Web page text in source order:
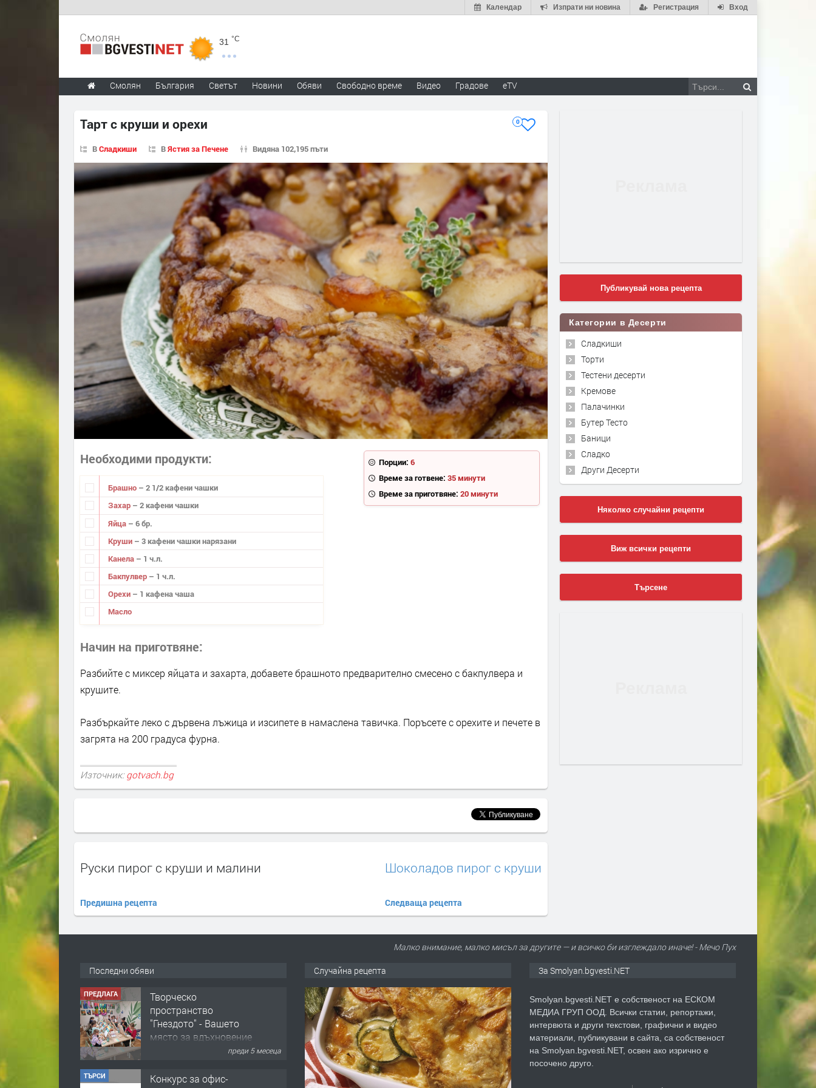
Вход
Регистрация
Изпрати ни новина
Календар
31 °C
Смолян България Светът Новини Обяви Свободно време Видео Градове eTV
Тарт с круши и орехи 0
ВСладкиши ВЯстия за Печене Видяна 102,195 пъти
Порции: 6
Време за готвене: 35 минути
Време за приготвяне: 20 минути
Необходими продукти
Брашно – 2 1/2 кафени чашки
Захар – 2 кафени чашки
Яйца – 6 бр.
Круши – 3 кафени чашки нарязани
Канела – 1 ч.л.
Бакпулвер – 1 ч.л.
Орехи – 1 кафена чаша
Масло
Начин на приготвяне
Разбийте с миксер яйцата и захарта, добавете брашното предварително смесено с бакпулвера и
крушите.
Разбъркайте леко с дървена лъжица и изсипете в намаслена тавичка. Поръсете с орехите и печете в
загрята на 200 градуса фурна.
Източник: gotvach.bg
Руски пирог с круши и малини
Предишна рецепта
Шоколадов пирог с круши
Следваща рецепта
Публикувай нова рецепта
Категории в Десерти
Сладкиши
Торти
Тестени десерти
Кремове
Палачинки
Бутер Тесто
Баници
Сладко
Други Десерти
Няколко случайни рецепти
Виж всички рецепти
Търсене
Малко внимание, малко мисъл за другите — и всичко би изглеждало иначе! - Мечо Пух
Последни обяви
ПРЕДЛАГА
Творческо
пространство
"Гнездото" - Вашето
място за вдъхновение
преди 5 месеца
ТЪРСИ
Конкурс за офис-
Случайна рецепта За Smolyan.bgvesti.NET
Smolyan.bgvesti.NET е собственост на ЕСКОМ
МЕДИА ГРУП ООД. Всички статии, репортажи,
интервюта и други текстови, графични и видео
материали, публикувани в сайта, са собственост
на Smolyan.bgvesti.NET, освен ако изрично е
посочено друго.